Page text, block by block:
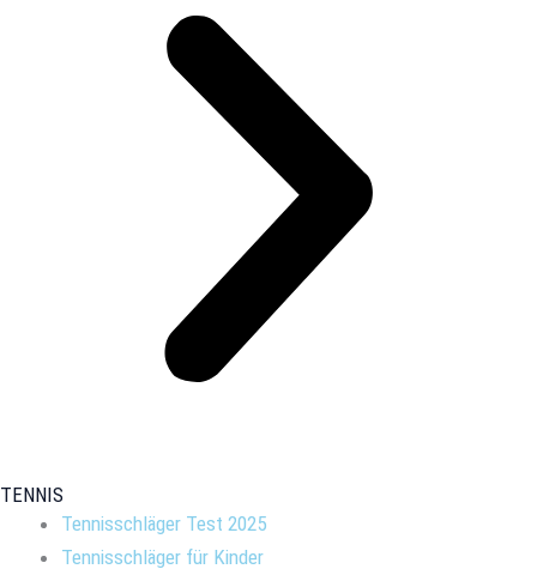
TENNIS
Tennisschläger Test 2025
Tennisschläger für Kinder